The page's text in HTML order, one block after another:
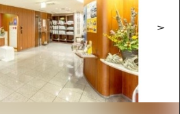
ำ
นท์ / เทศกาล
รสเลิศ / สุรา
Hiroshima
โมชิ โมชิ ทราเวล
อบเมืองฮิโรชิม่า
ลายทาง
รอบเมืองฮิโรชิม่า
ดูกาล